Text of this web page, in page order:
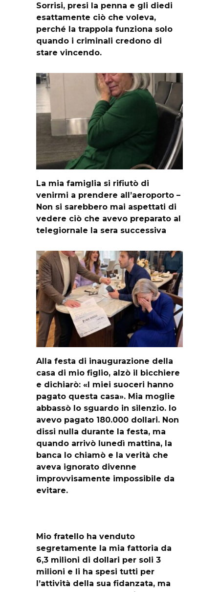
Sorrisi, presi la penna e gli diedi
esattamente ciò che voleva,
perché la trappola funziona solo
quando i criminali credono di
stare vincendo.
La mia famiglia si rifiutò di
venirmi a prendere all’aeroporto –
Non si sarebbero mai aspettati di
vedere ciò che avevo preparato al
telegiornale la sera successiva
Alla festa di inaugurazione della
casa di mio figlio, alzò il bicchiere
e dichiarò: «I miei suoceri hanno
pagato questa casa». Mia moglie
abbassò lo sguardo in silenzio. Io
avevo pagato 180.000 dollari. Non
dissi nulla durante la festa, ma
quando arrivò lunedì mattina, la
banca lo chiamò e la verità che
aveva ignorato divenne
improvvisamente impossibile da
evitare.
Mio fratello ha venduto
segretamente la mia fattoria da
6,3 milioni di dollari per soli 3
milioni e li ha spesi tutti per
l’attività della sua fidanzata, ma